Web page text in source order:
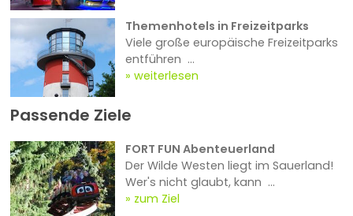
Themenhotels in Freizeitparks
Viele große europäische Freizeitparks
entführen ...
weiterlesen
Passende Ziele
FORT FUN Abenteuerland
Der Wilde Westen liegt im Sauerland!
Wer's nicht glaubt, kann ...
zum Ziel